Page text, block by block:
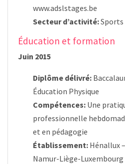
www.adslstages.be
Secteur d’activité:Sports
Éducation et formation
Juin 2015
Diplôme délivré:
Éducation Physique
Compétences: Une
professionnelle
et en pédagogie
Établissement: Hénallux
Namur-Liège-Luxembourg